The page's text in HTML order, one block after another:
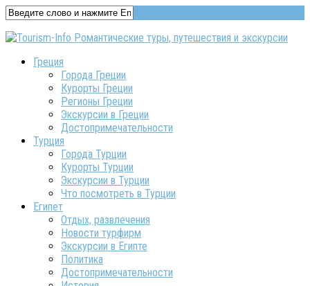
Греция
Города Греции
Курорты Греции
Регионы Греции
Экскурсии в Греции
Достопримечательности
Турция
Города Турции
Курорты Турции
Экскурсии в Турции
Что посмотреть в Турции
Египет
Отдых, развлечения
Новости турфирм
Экскурсии в Египте
Политика
Достопримечательности